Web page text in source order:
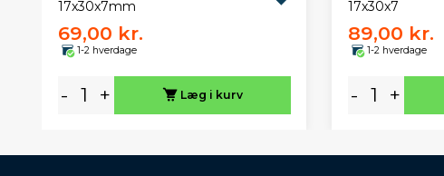
17x30x7mm
69,00 kr.
1-2 hverdage
- + Læg i kurv
17x30x7
89,00 kr.
1-2 hverdage
- +